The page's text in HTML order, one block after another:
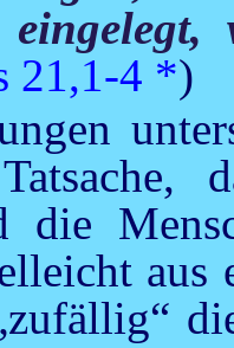
21,1-4 *)
die
aus